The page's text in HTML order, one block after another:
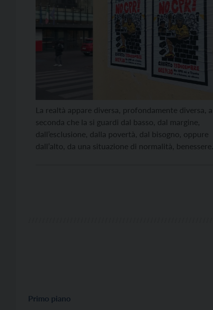
La realtà appare diversa, profondamente diversa, a
seconda che la si guardi dal basso, dal margine,
dall’esclusione, dalla povertà, dal bisogno, oppure
dall’alto, da una situazione di normalità, benessere,
Primo piano